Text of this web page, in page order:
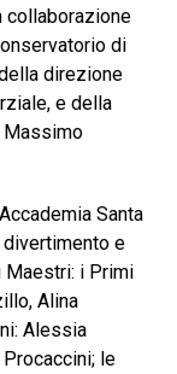
collaborazione
di
direzione
e della
Massimo
Santa
e
Maestri: i Primi
Alina
Alessia
le